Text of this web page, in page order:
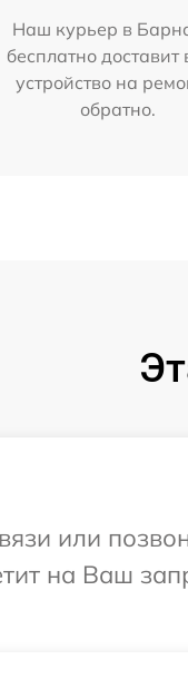
Наш курьер в
бесплатно доставит
устройство на
обратно.
или
на Ваш